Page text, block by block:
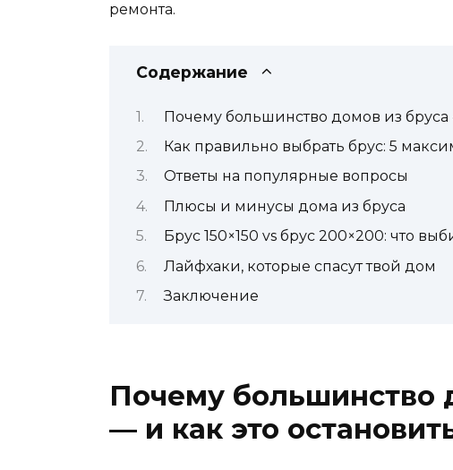
ремонта.
Содержание
Почему большинство домов из бруса
Как правильно выбрать брус: 5
Ответы на популярные вопросы
Плюсы и минусы дома из бруса
Брус 150×150 vs брус 200×200: что
Лайфхаки, которые спасут твой дом
Заключение
Почему большинство
— и как это